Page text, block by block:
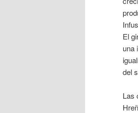
El
una
del
Las